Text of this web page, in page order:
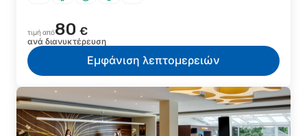
τιμή από80 €
ανά διανυκτέρευση
Εμφάνιση λεπτομερειών